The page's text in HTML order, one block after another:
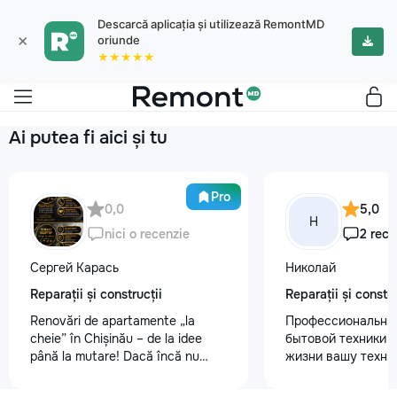
×
Descarcă aplicația și utilizează RemontMD
oriunde
★★★★★
Ai putea fi aici și tu
Pro
0,0
nici o recenzie
Сергей Карась
Reparații și construcții
Renovări de apartamente „la
cheie” în Chișinău – de la idee
până la mutare! Dacă încă nu
Н
5,0
2
Николай
Reparații și
бытовой техники
жизни вашу